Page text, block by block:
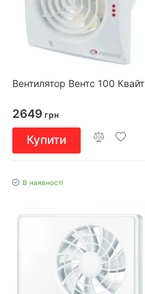
Вентилятор Вентс 100 Квайт
2649 грн
Купити
В наявності